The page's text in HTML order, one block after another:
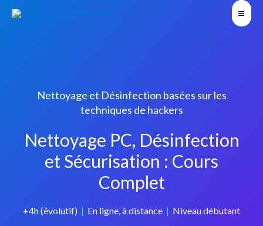
Nettoyage et Désinfection basées sur les
techniques de hackers
Nettoyage PC, Désinfection
et Sécurisation : Cours
Complet
+4h (évolutif) | En ligne, à distance | Niveau débutant